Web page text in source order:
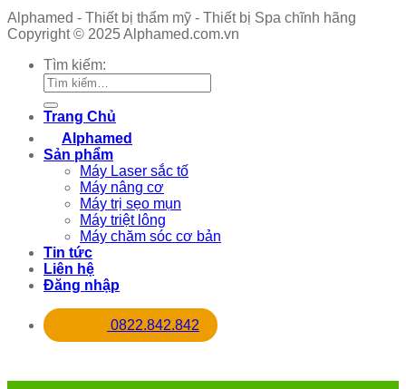
Alphamed - Thiết bị thẩm mỹ - Thiết bị Spa chĩnh hãng
Copyright © 2025 Alphamed.com.vn
Tìm kiếm:
Trang Chủ
Alphamed
Sản phẩm
Máy Laser sắc tố
Máy nâng cơ
Máy trị sẹo mụn
Máy triệt lông
Máy chăm sóc cơ bản
Tin tức
Liên hệ
Đăng nhập
0822.842.842